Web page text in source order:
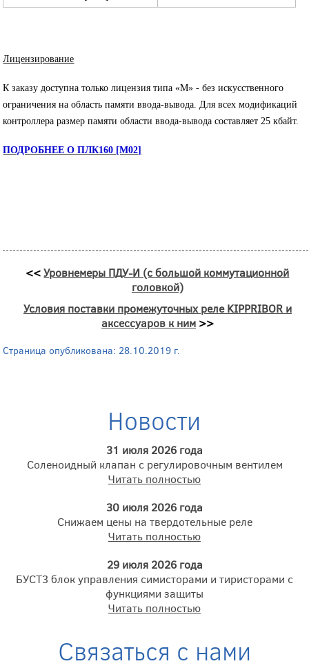
Лицензирование
К заказу доступна только лицензия типа «М» - без искусственного
ограничения на область памяти ввода-вывода. Для всех модификаций
контроллера размер памяти области ввода-вывода составляет 25 кбайт.
ПОДРОБНЕЕ О ПЛК160 [М02]
<<Уровнемеры ПДУ-И (с большой коммутационной
головкой)
Условия поставки промежуточных реле KIPPRIBOR и
аксессуаров к ним>>
Страница опубликована: 28.10.2019 г.
Новости
31 июля 2026 года
Соленоидный клапан с регулировочным вентилем
Читать полностью
30 июля 2026 года
Снижаем цены на твердотельные реле
Читать полностью
29 июля 2026 года
БУСТ3 блок управления симисторами и тиристорами с
функциями защиты
Читать полностью
Связаться с нами